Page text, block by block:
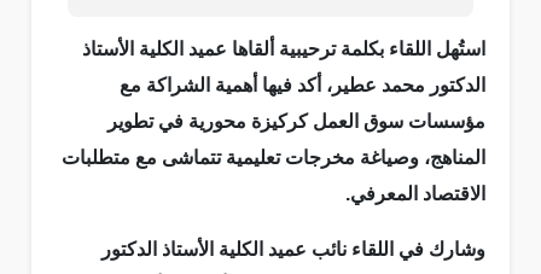
استُهل اللقاء بكلمة ترحيبية ألقاها عميد الكلية الأستاذ
الدكتور محمد عطير، أكد فيها أهمية الشراكة مع
مؤسسات سوق العمل كركيزة محورية في تطوير
المناهج، وصياغة مخرجات تعليمية تتماشى مع متطلبات
الاقتصاد المعرفي.
وشارك في اللقاء نائب عميد الكلية الأستاذ الدكتور